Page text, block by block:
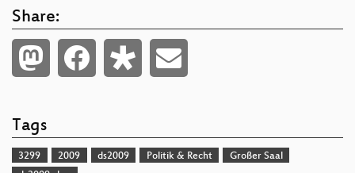
Share:
Tags
3299 2009 ds2009 Politik & Recht
Großer Saal